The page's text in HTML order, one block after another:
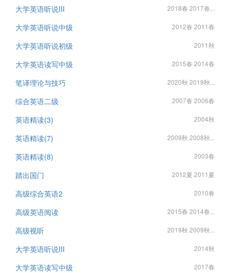
大学英语听说III 2018春 2017春...
大学英语听说中级 2012春 2011春
大学英语听说初级 2011秋
大学英语读写中级 2015春 2014春
笔译理论与技巧 2020秋 2019秋...
综合英语二级 2007春 2006春
英语精读(3) 2004秋
英语精读(7) 2009秋 2008秋...
英语精读(8) 2003春
踏出国门 2012夏 2011夏
高级综合英语2 2010春
高级英语阅读 2015春 2014春...
高级视听 2019秋 2009秋...
大学英语听说III 2014秋
大学英语读写中级 2017春